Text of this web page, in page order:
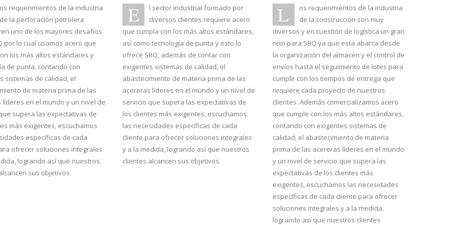
os requerimientos de la industria
de la perforación petrolera
uno de los mayores desafíos
por lo cual usamos acero que
los más altos estándares y
de punta, contando con
sistemas de calidad, el
de materia prima de las
líderes en el mundo y un nivel de
supera las expectativas de
más exigentes, escuchamos
específicas de cada
ofrecer soluciones integrales
logrando así que nuestros
sus objetivos.
E
l sector industrial formado por
diversos clientes requiere acero
que cumpla con los más altos estándares,
así como tecnología de punta y esto lo
ofrece SBQ, además de contar con
exigentes sistemas de calidad, el
abastecimiento de materia prima de las
acereras líderes en el mundo y un nivel de
servicio que supera las expectativas de
los clientes más exigentes, escuchamos
las necesidades específicas de cada
cliente para ofrecer soluciones integrales
y a la medida, logrando así que nuestros
clientes alcancen sus objetivos.
L
os requerimientos de la industria
de la construcción son muy
diversos y en cuestión de logística un gran
reto para SBQ ya que esta abarca desde
la organización del almacén y el control de
envíos hasta el seguimiento de lotes para
cumplir con los tiempos de entrega que
requiere cada proyecto de nuestros
clientes. Además comercializamos acero
que cumple con los más altos estándares,
contando con exigentes sistemas de
calidad, el abastecimiento de materia
prima de las acereras líderes en el mundo
y un nivel de servicio que supera las
expectativas de los clientes más
exigentes, escuchamos las necesidades
específicas de cada cliente para ofrecer
soluciones integrales y a la medida,
logrando así que nuestros clientes